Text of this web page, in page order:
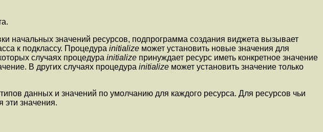
начальных значений ресурсов, подпрограмма создания виджета вызывает
к подклассу. Процедура initialize может установить новые значения для
случаях процедура initialize принуждает ресурс иметь конкретное значение
В других случаях процедура initialize может установить значение только
данных и значений по умолчанию для каждого ресурса. Для ресурсов чьи
эти значения.